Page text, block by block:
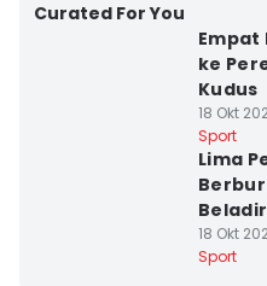
Curated For You
Empat
ke
Kudus
18 Okt
Sport
Lima
18 Okt
Sport